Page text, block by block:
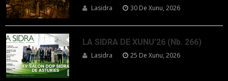
Lasidra 30 De Xunu, 2026
LA SIDRA DE XUNU’26 (Nb. 266)
Lasidra 25 De Xunu, 2026